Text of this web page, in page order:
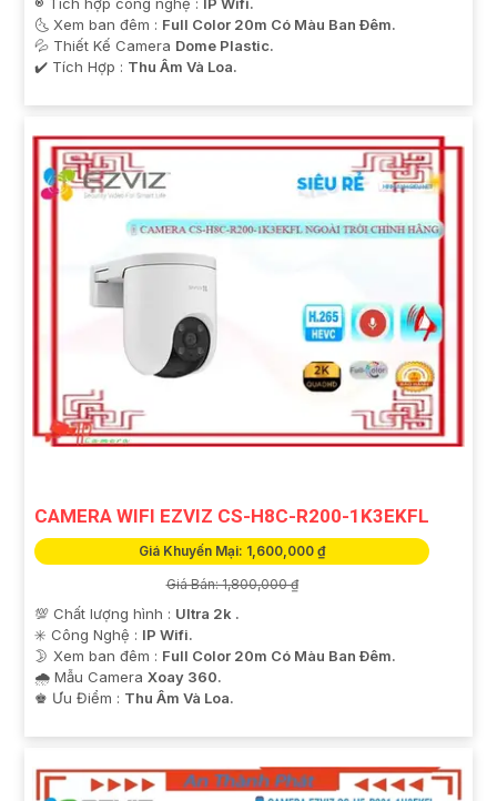
🌜 Xem ban đêm : Full Color 20m Có Màu Ban Ðêm.
💦 Thiết Kế Camera Dome Plastic.
️✔️ Tích Hợp : Thu Âm Và Loa.
CAMERA WIFI EZVIZ CS-H8C-R200-1K3EKFL
Giá Khuyến Mại: 1,600,000 ₫
Giá Bán: 1,800,000 ₫
💯 Chất lượng hình : Ultra 2k .
✳️ Công Nghệ : IP Wifi.
🌛 Xem ban đêm : Full Color 20m Có Màu Ban Ðêm.
🌧️ Mẫu Camera Xoay 360.
️♚ Ưu Điểm : Thu Âm Và Loa.